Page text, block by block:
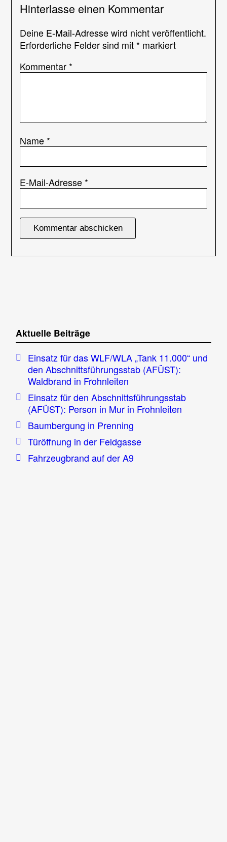
Hinterlasse einen Kommentar
Deine E-Mail-Adresse wird nicht veröffentlicht.
Erforderliche Felder sind mit * markiert
Kommentar *
Name *
E-Mail-Adresse *
Aktuelle Beiträge
Einsatz für das WLF/WLA „Tank 11.000“ und
den Abschnittsführungsstab (AFÜST):
Waldbrand in Frohnleiten
Einsatz für den Abschnittsführungsstab
(AFÜST): Person in Mur in Frohnleiten
Baumbergung in Prenning
Türöffnung in der Feldgasse
Fahrzeugbrand auf der A9